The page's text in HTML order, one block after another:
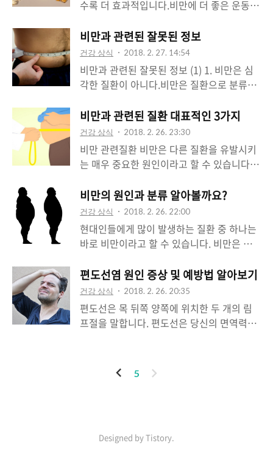
있으므로 공기 차단을 위해 냉장보관하는 것
르면 하루 약 30g의 견과류를 먹을 경우 심장
질환의 발생률이 20%∼60% 가량 줄어 드는
것으로 나타났습니..
것이 좋습니다. 소아비만은 여러가지 문제를
동합니한다. 성인이 되어 심각한 비만으로 이
어지기 쉽고, 성인병의 위험성도 증가합니다.
소아비만도 성인비만과 같이 섭취되는 열량
과 소비되는 열량 사이에 불균형으로 인하여
발생하게 됩니다. 문제는 소아비만도 성인병
인유전적 요인에 의하여 선천적인 소아비만
이 생길 수 있습니다. 특히 산모가 비만일 경
우에는 태어나는 아기 역시 비..
수록 더 효과적입니다.비만에 더 좋은 운동은
도의 운동입니다. 고강도의 운동은 운동에 대
한 관심이 낮아지게 하고 스테미너를 떨어뜨
립니다. 그와 함께 식욕을 증가시킬 우려가
있고, 지방연소도 효과적이지 못합니다. 고강
도 운동은 지방보다는 탄수화물을 에너지로
쓰는 경우가 많습니다. 운동 계획을 포기하는
이유도 운동에 대해 잘못된 상식을 가지고 있
기 때문입니다. 단거리 달리기 선수와 마라톤
선수의 체형을 비교해 보면 쉽게 알 수 있습
니다. 저강도의 운동을 매일 하는 것이 날씬
무 길어지는 것도 마찬가지로 생각보다 이득
이 적습니다. 비만에 효과적인 운동을 계획중
이라면 전문가의 도움을 받..
비만과 관련된 잘못된 정보
건강 상식 2018. 2. 27. 14:54
비만과 관련된 잘못된 정보 (1) 1. 비만은 심
각한 질환이 아니다.비만은 질환으로 분류되
환을 유발하는 역할을 하기도 합니다. 한국은
많은 사람들이 비전문가들의 시술에과 정보
에 노출되어 있는 경우가 대부분입니다. 우리
나라의 다이어트 성공률이 5%정도 라고 하
며, 20명중에 한 명이 성공하는 방법은 잘못
된 것이라고 할 수 있습니다. 비만의 생리작
용을 정확히 알고 있는 의사여야 올바른 비만
치료를 할 수 있습니다. 우선 비만 전문의부
터 만나는 것이 현명한 방법입니다.당뇨병은
지속적인 약물과 식이조절, 운동이 필요합니
필요합니다. 아직은 효과적인 약물이 없으므
로 식이, 운동이 더 강조되고 있는 형편입니
다. 따라서 스스로 평생..
비만과 관련된 질환 대표적인 3가지
건강 상식 2018. 2. 26. 23:30
비만 관련질환 비만은 다른 질환을 유발시키
는 매우 중요한 원인이라고 할 수 있습니다.
정도로 위험한 수준까지 이어지기도 합니다.
이와 관련된 질환들에는 당뇨병, 고혈압, 고
지혈증, 동맥경화, 뇌졸중, 심장병, 관절염, 암
등이 있습니다. 심혈관계 질환체중이 늘면 필
요한 혈액 공급도 많아지게 되므로 비만한 사
람의 심장은 항상 과로해집니다. 심장의 혈액
공급 능력에 여유가 없으므로 조금만 무리해
도 금방 피로해집니다. 비만이 일으킬 수 있
는 질환으로는 고혈압, 고지혈증, 협심증, 심
근경색, 동맥경화가 있습니다. 1. 고혈압연구
만 이는 체중 감량으로 혈압이 정상으로 돌아
비만의 원인과 분류 알아볼까요?
건강 상식 2018. 2. 26. 22:00
현대인들에게 많이 발생하는 질환 중 하나는
바로 비만이라고 할 수 있습니다. 비만은 단
원인과 분류를 나눠 자세하게 살펴볼 수 있습
니다. 비만의 종류 1. 복부 비만지방이 주로
복부에 많이 분포되어 있으며 성인병을 유발
하는 주 원인이라고 할 수 있습니다. 2. 하체
비만지방이 엉덩이와 허벅지에 지방이 분포
다. 이는 호르몬에 영향을 받는 것이 원인인
사라지면서 남성과 같이 지방이 복부에 위치
편도선염 원인 증상 및 예방법 알아보기
건강 상식 2018. 2. 26. 20:35
편도선은 목 뒤쪽 양쪽에 위치한 두 개의 림
프절을 말합니다. 편도선은 당신의 면역력을
모든 연령대에서 발생할 수 있고 대부분 소아
기에 감염됩니다. 미취학 아동부터 중년에 이
이 있으며 연쇄상 구균 박테리아와 같이 연쇄
이
5
다
Designed by Tistory.